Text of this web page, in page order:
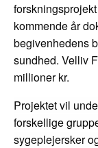
kommende år
begivenhedens
sundhed. Velliv
millioner kr.
Projektet vil
forskellige
sygeplejersker